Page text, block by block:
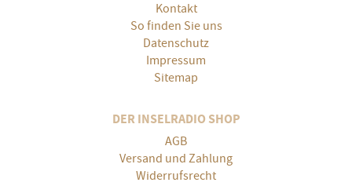
Kontakt
So finden Sie uns
Datenschutz
Impressum
Sitemap
DER INSELRADIO SHOP
AGB
Versand und Zahlung
Widerrufsrecht